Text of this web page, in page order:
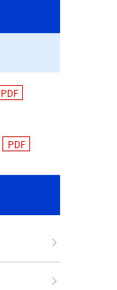
PDF
PDF